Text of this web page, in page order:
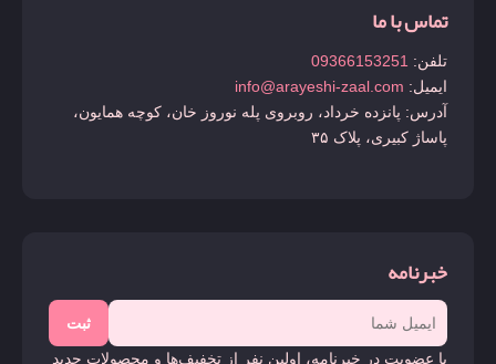
تماس با ما
تلفن: 09366153251
ایمیل: info@arayeshi-zaal.com
آدرس: پانزده خرداد، روبروی پله نوروز خان، کوچه همایون،
پاساژ کبیری، پلاک ۳۵
خبرنامه
ثبت
با عضویت در خبرنامه، اولین نفر از تخفیف‌ها و محصولات جدید